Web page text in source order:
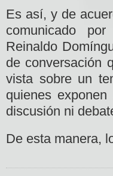
Es así, y de
comunicado por
Reinaldo
de conversación
vista sobre un
quienes
discusión ni
De esta manera,